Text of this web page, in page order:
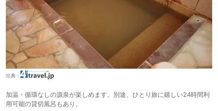
出典：
加温・循環なしの源泉が楽しめます。別途、ひとり旅に嬉しい24時間利
用可能の貸切風呂もあり。